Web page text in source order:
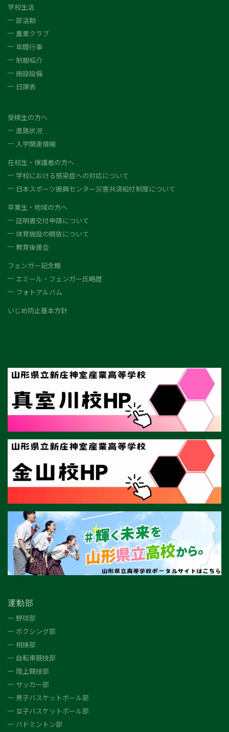
学校生活
部活動
農業クラブ
年間行事
制服紹介
施設設備
日課表
受検生の方へ
進路状況
入学関連情報
在校生・保護者の方へ
学校における感染症への対応について
日本スポーツ振興センター災害共済給付制度について
卒業生・地域の方へ
証明書交付申請について
体育施設の開放について
教育後援会
フェンガー記念館
エミール・フェンガー氏略歴
フォトアルバム
いじめ防止基本方針
運動部
野球部
ボクシング部
相撲部
自転車競技部
陸上競技部
サッカー部
男子バスケットボール部
女子バスケットボール部
バドミントン部